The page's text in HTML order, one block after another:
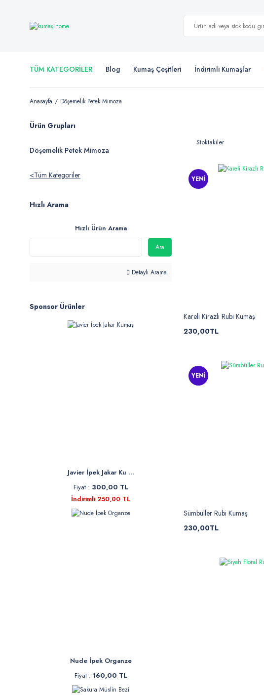
TÜM KATEGORİLER Blog Kumaş Çeşitleri İndirimli Kumaşlar
Anasayfa Döşemelik Petek Mimoza
Ürün Grupları
Döşemelik Petek Mimoza
Tüm Kategoriler
Hızlı Arama
Hızlı Ürün Arama
Ara
Detaylı Arama
Sponsor Ürünler
Javier İpek Jakar Ku ...
Fiyat : 300,00 TL
İndirimli 250,00 TL
Nude İpek Organze
Fiyat : 160,00 TL
Stoktakiler
YENİ
Kareli Kirazlı Rubi Kumaş
230,00TL
YENİ
Sümbüller Rubi Kumaş
230,00TL